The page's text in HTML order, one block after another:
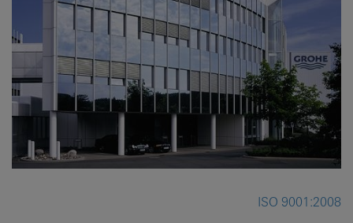
ISO 9001:2008